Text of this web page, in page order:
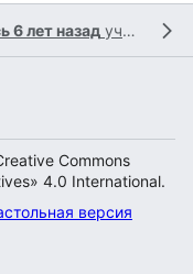
6 лет назад участником
Commons
4.0 International.
версия